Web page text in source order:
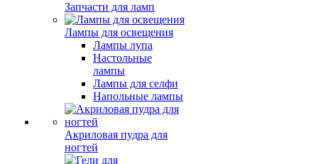
Запчасти для ламп
Лампы для освещения
Лампы лупа
Настольные
лампы
Лампы для селфи
Напольные лампы
Акриловая пудра для
ногтей